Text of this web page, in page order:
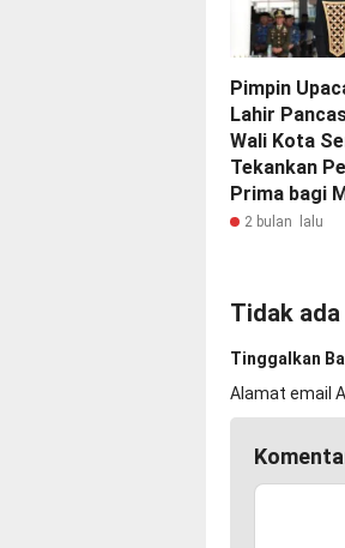
Pimpin
Lahir
Wali Kota
Tekankan
Prima bagi
2 bulan lalu
Tidak
Tinggalkan
Alamat email